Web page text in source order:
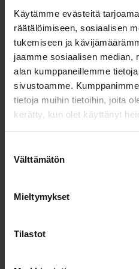
Käytämme evästeitä
räätälöimiseen, sosiaalisen
tukemiseen ja
jaamme sosiaalisen median,
alan kumppaneillemme
sivustoamme.
tietoja muihin tietoihin, joita
kerätty, kun olet käyttänyt
valinta
Välttämätön
Mieltymykset
Tilastot
Val­mentaja:Ollis Lep­pänen
Kuu­kausi­koh­taa­mi­sessa
opit ja onnis­tu­miset
katse uuden vuoden